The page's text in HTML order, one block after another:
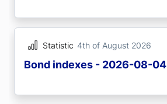
Statistic 4th of August 2026
Bond indexes - 2026-08-04